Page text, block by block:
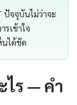
ปัจจุบันไม่ว่าจะ
รเข้าใจ
นได้ชัด
ไร — คำ